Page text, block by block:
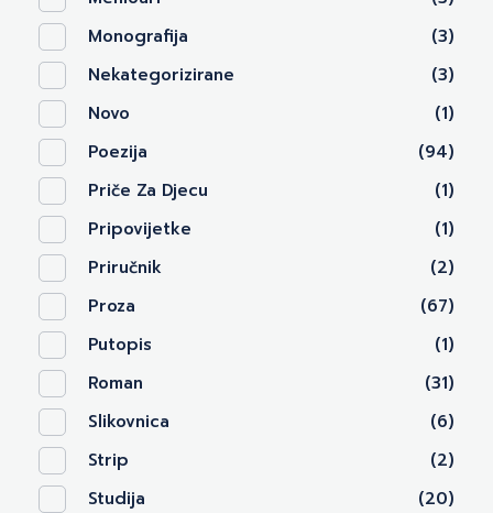
Monografija
(3)
Nekategorizirane
(3)
Novo
(1)
Poezija
(94)
Priče Za Djecu
(1)
Pripovijetke
(1)
Priručnik
(2)
Proza
(67)
Putopis
(1)
Roman
(31)
Slikovnica
(6)
Strip
(2)
Studija
(20)